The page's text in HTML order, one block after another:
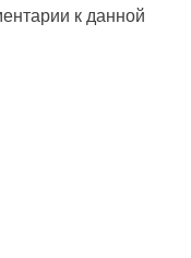
к данной